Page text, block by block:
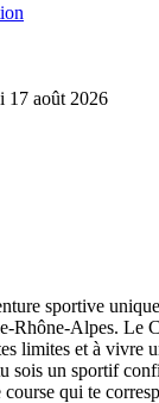
17 août 2026
sportive
Rhône-Alpes. Le
limites et à vivre
sois un sportif
qui te